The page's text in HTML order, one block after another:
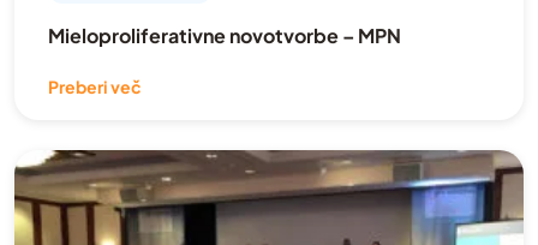
Mieloproliferativne novotvorbe – MPN
Preberi več